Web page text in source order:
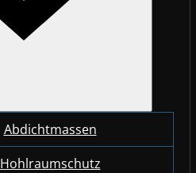
Abdichtmassen
Hohlraumschutz